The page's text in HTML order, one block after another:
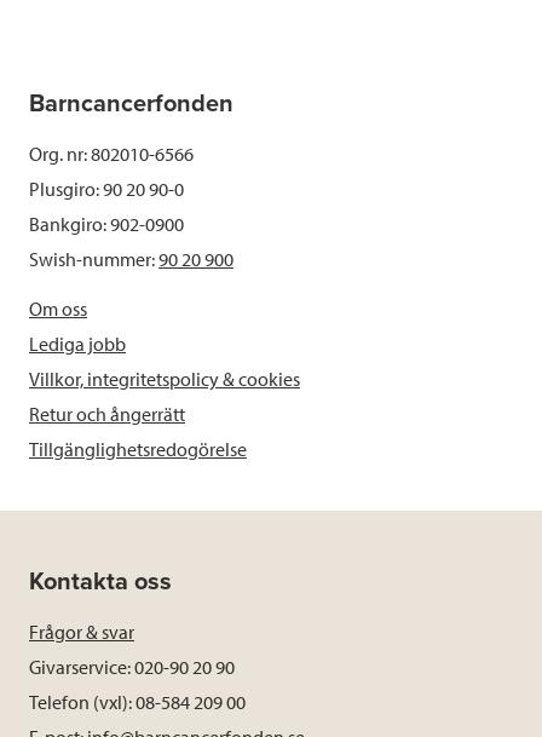
Barncancerfonden
Org. nr: 802010-6566
Plusgiro: 90 20 90-0
Bankgiro: 902-0900
Swish-nummer:90 20 900
Om oss
Lediga jobb
Villkor, integritetspolicy & cookies
Retur och ångerrätt
Tillgänglighetsredogörelse
Kontakta oss
Frågor & svar
Givarservice: 020-90 20 90
Telefon (vxl): 08-584 209 00